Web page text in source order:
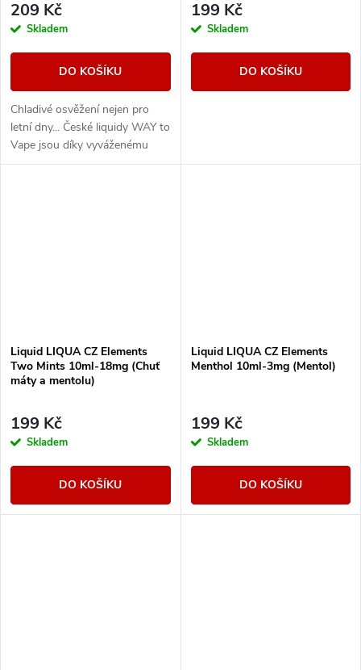
209 Kč
Skladem
DO KOŠÍKU
Chladivé osvěžení nejen pro
letní dny... České liquidy WAY to
Vape jsou díky vyváženému
poměru složek 50PG/50VG
199 Kč
Skladem
DO KOŠÍKU
Liquid LIQUA CZ Elements
Two Mints 10ml-18mg (Chuť
máty a mentolu)
199 Kč
Skladem
DO KOŠÍKU
Liquid LIQUA CZ Elements
Menthol 10ml-3mg (Mentol)
199 Kč
Skladem
DO KOŠÍKU